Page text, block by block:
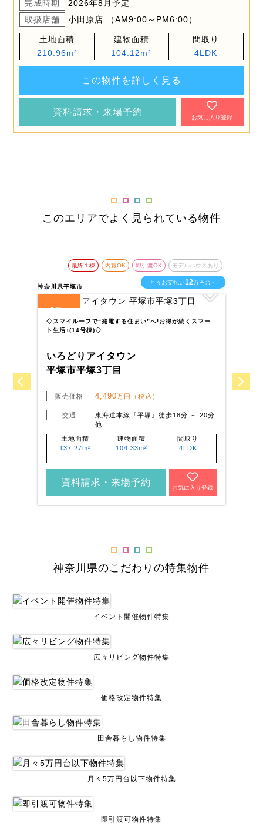
完成時期
2026年8月予定
取扱店舗
小田原店 （AM9:00～PM6:00）
土地面積
210.96m²
建物面積
104.12m²
間取り
4LDK
この物件を詳しく見る
資料請求・来場予約
お気に入り登録
このエリアでよく見られている物件
神奈川県平塚市
最終１棟 内覧OK 即引渡OK モデルハウスあり
月々お支払い12万円台～
15
◇スマイルーフで“発電する住まい”へ!お得が続くスマー
ト生活♪(14号棟)◇ …
いろどりアイタウン
平塚市平塚3丁目
販売価格 4,490万円（税込）
交通
東海道本線『平塚』徒歩18分 ～ 20分
他
土地面積
137.27m²
建物面積
104.33m²
間取り
4LDK
資料請求・来場予約
お気に入り登録
神奈川県のこだわりの特集物件
イベント開催物件特集
広々リビング物件特集
価格改定物件特集
田舎暮らし物件特集
月々5万円台以下物件特集
即引渡可物件特集